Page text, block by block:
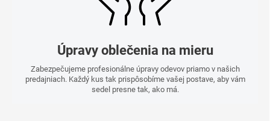
Úpravy oblečenia na mieru
Zabezpečujeme profesionálne úpravy odevov priamo v našich
predajniach. Každý kus tak prispôsobíme vašej postave, aby vám
sedel presne tak, ako má.